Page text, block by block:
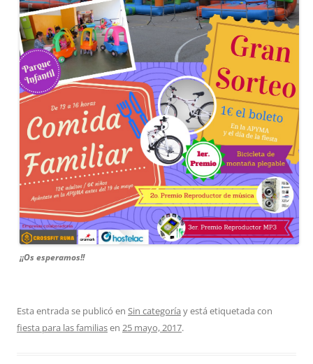
¡¡Os esperamos!!
Esta entrada se publicó en Sin categoría y está etiquetada con
fiesta para las familiasen 25 mayo, 2017.